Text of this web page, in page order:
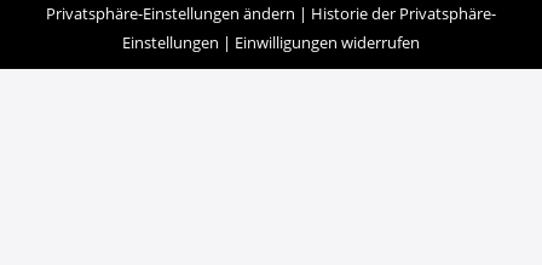
Privatsphäre-Einstellungen ändern | Historie der Privatsphäre-
Einstellungen | Einwilligungen widerrufen